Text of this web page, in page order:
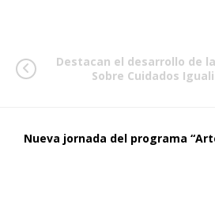
Destacan el desarrollo de
Sobre Cuidados
Nueva jornada del programa